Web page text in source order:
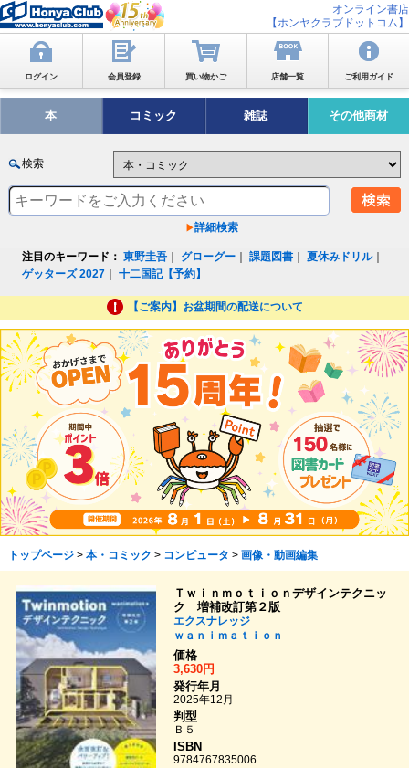
オンライン書店
【ホンヤクラブドットコム】
ログイン 会員登録 買い物かご 店舗一覧 ご利用ガイド
本 コミック 雑誌 その他商材
検索
詳細検索
注目のキーワード： 東野圭吾 グローグー ｜課題図書 ｜夏休みドリル｜
ゲッターズ 2027 ｜十二国記【予約】
【ご案内】お盆期間の配送について
トップページ> 本・コミック > コンピュータ > 画像・動画編集
Ｔｗｉｎｍｏｔｉｏｎデザインテクニッ
ク 増補改訂第２版
エクスナレッジ
ｗａｎｉｍａｔｉｏｎ
価格
3,630円
発行年月
2025年12月
判型
Ｂ５
ISBN
9784767835006